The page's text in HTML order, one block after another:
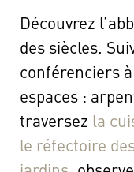
Découvrez
des siècles.
conférenciers
espaces :
traversez la
le réfectoire